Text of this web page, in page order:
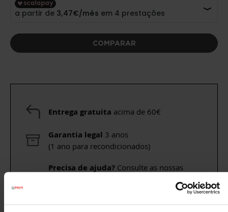
COMPARAR
Entrega gratuita acima de 60€
Garantia legal 3 anos
(1 ano para recondicionados)
Precisa de ajuda? Consulte as nossas
ou visite a página